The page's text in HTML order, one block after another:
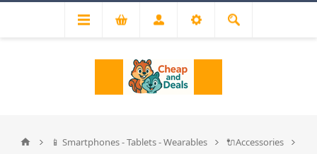
📱 Smartphones - Tablets - Wearables
🔌Accessories